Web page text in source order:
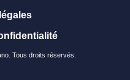
Tous droits réservés.